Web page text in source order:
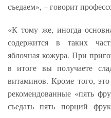
съедаем», – говорит
«К тому же, иногда
содержится в таких
яблочная кожура. При
в итоге вы получаете
витаминов. Кроме того,
рекомендованные «пять
съедать пять порций